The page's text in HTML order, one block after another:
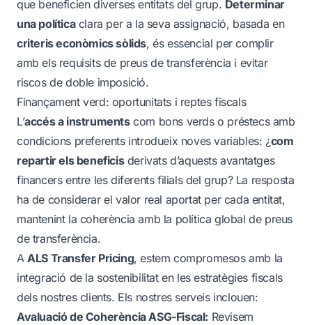
que beneficien diverses entitats del grup. Determinar
una políticaclara per a la seva assignació, basada en
criteris econòmics sòlids, és essencial per complir
amb els requisits de preus de transferència i evitar
riscos de doble imposició.
Finançament verd: oportunitats i reptes fiscals
L’accés a instrumentscom bons verds o préstecs amb
condicions preferents introdueix noves variables: ¿com
repartir els beneficisderivats d’aquests avantatges
financers entre les diferents filials del grup? La resposta
ha de considerar el valor real aportat per cada entitat,
mantenint la coherència amb la política global de preus
de transferència.
AALS Transfer Pricing, estem compromesos amb la
integració de la sostenibilitat en les estratègies fiscals
dels nostres clients. Els nostres serveis inclouen:
Avaluació de Coherència ASG-Fiscal: Revisem